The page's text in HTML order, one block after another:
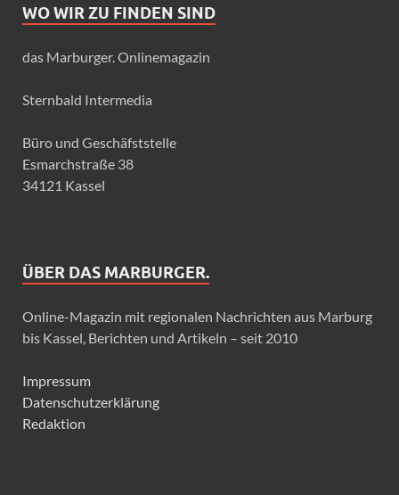
WO WIR ZU FINDEN SIND
das Marburger. Onlinemagazin
Sternbald Intermedia
Büro und Geschäfststelle
Esmarchstraße 38
34121 Kassel
ÜBER DAS MARBURGER.
Online-Magazin mit regionalen Nachrichten aus Marburg
bis Kassel, Berichten und Artikeln – seit 2010
Impressum
Datenschutzerklärung
Redaktion